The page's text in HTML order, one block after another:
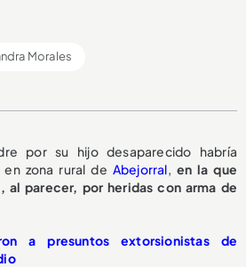
Morales
por su hijo desaparecido habría
zona rural de Abejorral, en la que
al parecer, por heridas con arma de
a presuntos extorsionistas de